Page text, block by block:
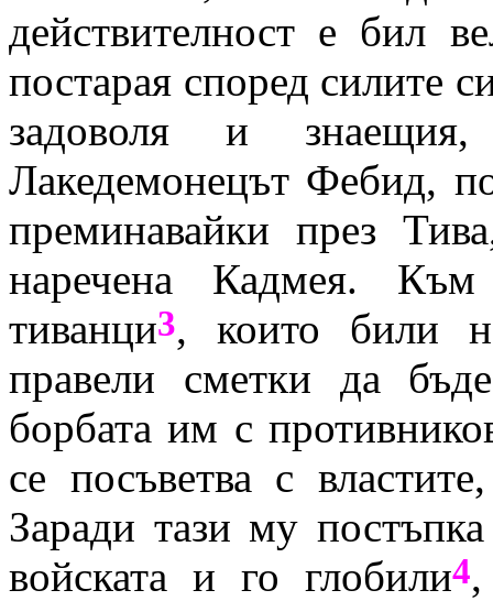
действителност е бил
постарая според силите
задоволя и знаещия,
Лакедемонецът Фебид,
преминавайки през
наречена Кадмея.
тиванци3, които били
правели сметки да
борбата им с
се посъветва с
Заради тази му
войската и го глобили4